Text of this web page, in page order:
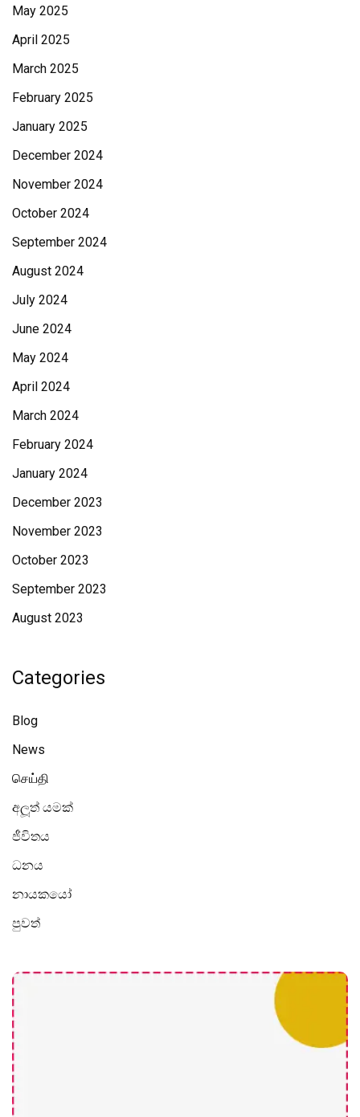
May 2025
April 2025
March 2025
February 2025
January 2025
December 2024
November 2024
October 2024
September 2024
August 2024
July 2024
June 2024
May 2024
April 2024
March 2024
February 2024
January 2024
December 2023
November 2023
October 2023
September 2023
August 2023
Categories
Blog
News
செய்தி
අලූත් යමක්
ජීවිතය
ධනය
නායකයෝ
පුවත්